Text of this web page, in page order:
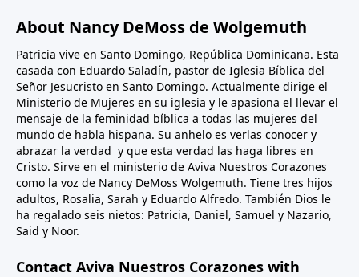
About Nancy DeMoss de Wolgemuth
Patricia vive en Santo Domingo, República Dominicana. Esta
casada con Eduardo Saladín, pastor de Iglesia Bíblica del
Señor Jesucristo en Santo Domingo. Actualmente dirige el
Ministerio de Mujeres en su iglesia y le apasiona el llevar el
mensaje de la feminidad bíblica a todas las mujeres del
mundo de habla hispana. Su anhelo es verlas conocer y
abrazar la verdad y que esta verdad las haga libres en
Cristo. Sirve en el ministerio de Aviva Nuestros Corazones
como la voz de Nancy DeMoss Wolgemuth. Tiene tres hijos
adultos, Rosalia, Sarah y Eduardo Alfredo. También Dios le
ha regalado seis nietos: Patricia, Daniel, Samuel y Nazario,
Said y Noor.
Contact Aviva Nuestros Corazones with